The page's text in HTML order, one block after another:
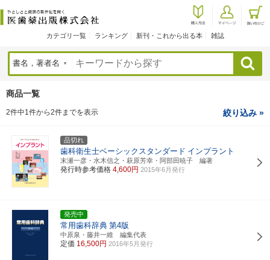
カテゴリ一覧 ランキング 新刊・これから出る本 雑誌
検索
商品一覧
2件中1件から2件までを表示 絞り込み »
品切れ
歯科衛生士ベーシックスタンダード インプラント
末瀬一彦・水木信之・萩原芳幸・阿部田暁子 編著
発行時参考価格 4,600円 2015年6月発行
発売中
常用歯科辞典 第4版
中原泉・藤井一維 編集代表
定価 16,500円 2016年5月発行